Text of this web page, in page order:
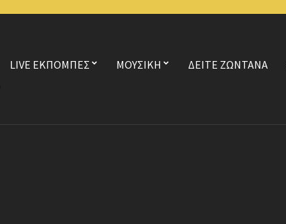
LIVE ΕΚΠΟΜΠΕΣ ΜΟΥΣΙΚΗ ΔΕΙΤΕ ΖΩΝΤΑΝΑ